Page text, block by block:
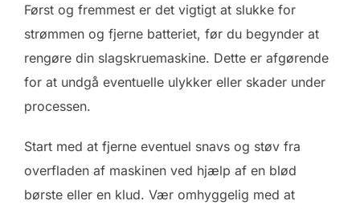
Først og fremmest er det vigtigt at slukke for
strømmen og fjerne batteriet, før du begynder at
rengøre din slagskruemaskine. Dette er afgørende
for at undgå eventuelle ulykker eller skader under
processen.
Start med at fjerne eventuel snavs og støv fra
overfladen af maskinen ved hjælp af en blød
børste eller en klud. Vær omhyggelig med at